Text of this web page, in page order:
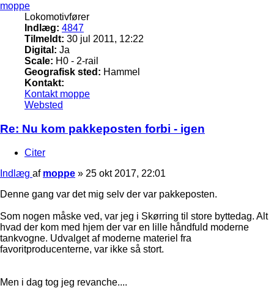
moppe
Lokomotivfører
Indlæg: 4847
Tilmeldt: 30 jul 2011, 12:22
Digital: Ja
Scale: H0 - 2-rail
Geografisk sted: Hammel
Kontakt:
Kontakt moppe
Websted
Re: Nu kom pakkeposten forbi - igen
Citer
Indlæg af moppe » 25 okt 2017, 22:01
Denne gang var det mig selv der var pakkeposten.
Som nogen måske ved, var jeg i Skørring til store byttedag. Alt
hvad der kom med hjem der var en lille håndfuld moderne
tankvogne. Udvalget af moderne materiel fra
favoritproducenterne, var ikke så stort.
Men i dag tog jeg revanche....